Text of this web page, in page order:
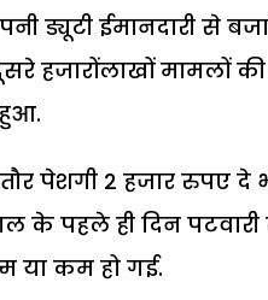
ड्यूटी ईमानदारी से
हजारोंलाखों मामलों
पेशगी 2 हजार रुपए दे
के पहले ही दिन
या कम हो गई.